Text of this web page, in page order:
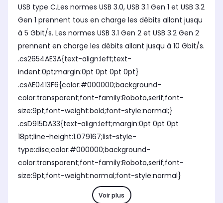
USB type C.Les normes USB 3.0, USB 3.1 Gen 1 et USB 3.2
Gen 1 prennent tous en charge les débits allant jusqu
à 5 Gbit/s. Les normes USB 3.1 Gen 2 et USB 3.2 Gen 2
prennent en charge les débits allant jusqu à 10 Gbit/s.
.cs2654AE3A{text-align:left;text-
indent:0pt;margin:0pt 0pt 0pt 0pt}
.csAE0413F6{color:#000000;background-
color:transparent;font-family:Roboto,serif;font-
size:9pt;font-weight:bold;font-style:normal;}
.csD915DA33{text-align:left;margin:0pt 0pt 0pt
18pt;line-height:1.079167;list-style-
type:disc;color:#000000;background-
color:transparent;font-family:Roboto,serif;font-
size:9pt;font-weight:normal;font-style:normal}
Voir plus